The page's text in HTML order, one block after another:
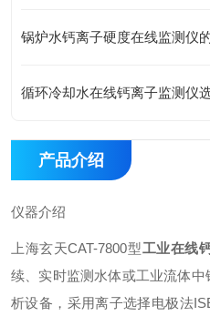
锅炉水钙离子硬度在线监测仪
产品介绍
仪器介绍
上海玄天CAT-7800型工业在线
续、实时监测水体或工业流体中
析设备，采用离子选择电极法